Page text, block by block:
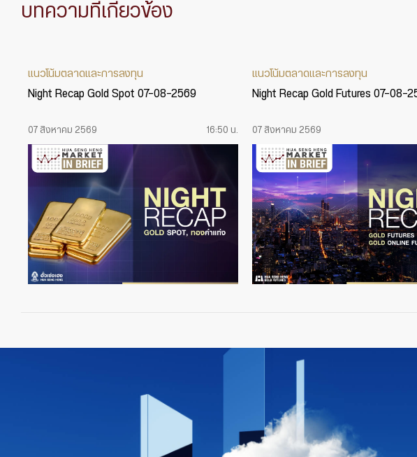
บทความที่เกี่ยวข้อง
แนวโน้มตลาดและการลงทุน
Night Recap Gold Spot 07-08-2569
07 สิงหาคม 2569 16:50 น.
แนวโน้มตลาดและการลงทุน
Night Recap Gold Futures 07-08-
07 สิงหาคม 2569